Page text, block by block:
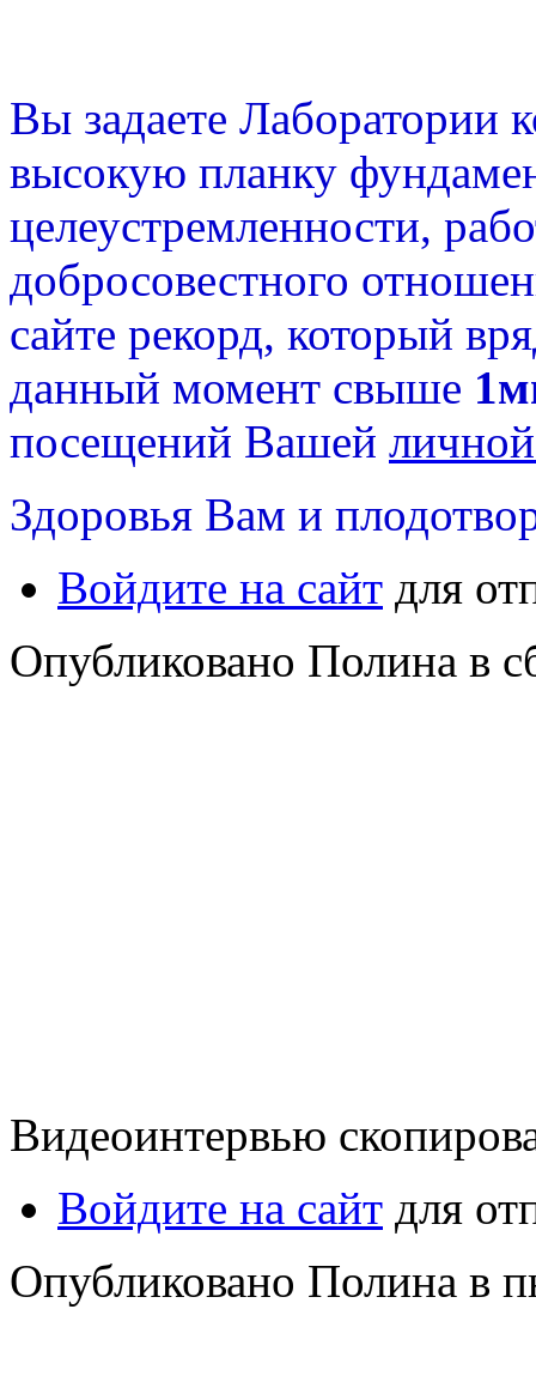
Вы задаете Лаборатории
высокую планку
целеустремленности,
добросовестного
сайте рекорд, который
данный момент свыше
посещений Вашей
Здоровья Вам и
Войдите на сайт для
Опубликовано Полина в
Видеоинтервью
Войдите на сайт для
Опубликовано Полина в